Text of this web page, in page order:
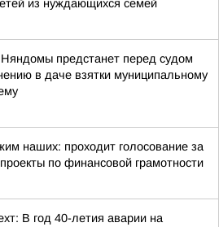
из нуждающихся семей
предстанет перед судом
в даче взятки муниципальному
наших: проходит голосование за
по финансовой грамотности
В год 40-летия аварии на